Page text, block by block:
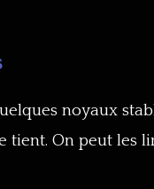
noyaux
tient. On peut les